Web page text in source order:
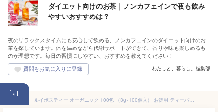
ダイエット向けのお茶｜ノンカフェインで夜も飲み
やすいおすすめは？
夜のリラックスタイムにも安心して飲める、ノンカフェインのダイエット向けのお
茶を探しています。体を温めながら代謝サポートができて、香りや味も楽しめるも
のが理想です。毎日の習慣にしやすい、おすすめを教えてください！
わたしと、暮らし。編集部
1st
ルイボスティー オーガニック 100包 （3g×100個入） お徳用 ティーバッグ 送料無料 水出し可 ／ 有機 ルイボス 健康茶 ティーパック ノンカフェイン お茶 3グラム おすすめ 濃い 味 ノンカロリー ダイエット